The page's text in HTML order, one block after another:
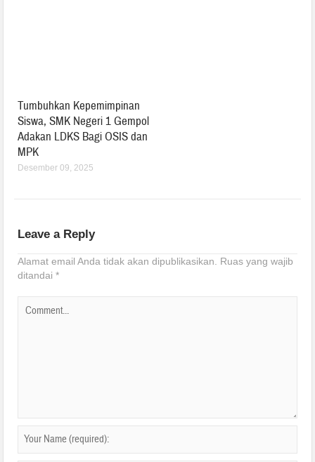
Tumbuhkan Kepemimpinan
Siswa, SMK Negeri 1 Gempol
Adakan LDKS Bagi OSIS dan
MPK
Desember 09, 2025
Leave a Reply
Alamat email Anda tidak akan dipublikasikan.
Ruas yang wajib
ditandai*